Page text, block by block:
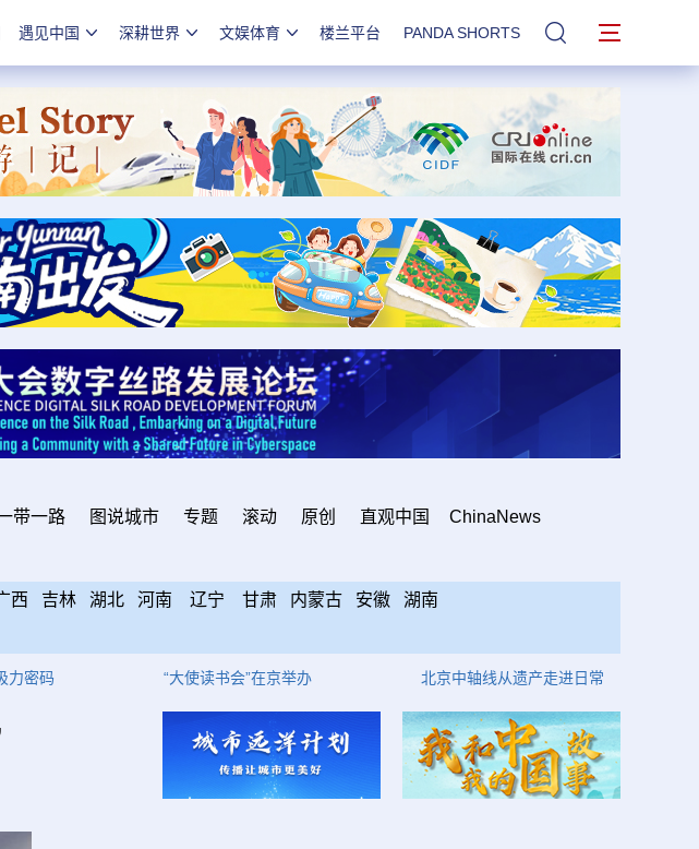
遇见中国 深耕世界 文娱体育 楼兰平台 PANDA SHORTS 站内搜索
带一路 图说城市 专题 滚动 原创 直观中国 ChinaNews
西 吉林 湖北 河南 辽宁 甘肃 内蒙古 安徽
湖南
“大使读书会”在京举办 北京中轴线从遗产走进日常